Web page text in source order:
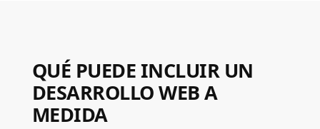
QUÉ PUEDE INCLUIR UN
DESARROLLO WEB A
MEDIDA